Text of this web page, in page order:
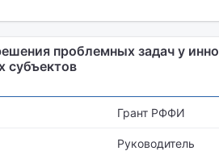
проблемных задач у
субъектов
Грант РФФИ
Руководитель